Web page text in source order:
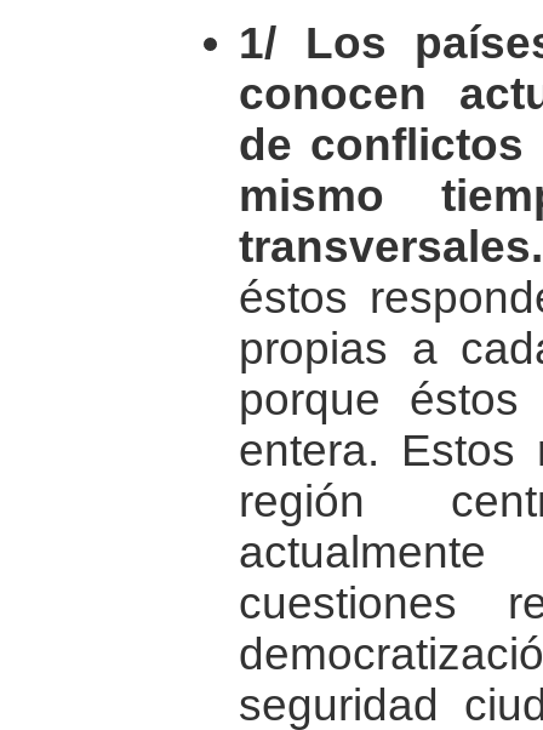
1/ Los
conocen
de conflictos
mismo
transversales.
éstos
propias a
porque
entera. Estos
región
cuestiones
seguridad